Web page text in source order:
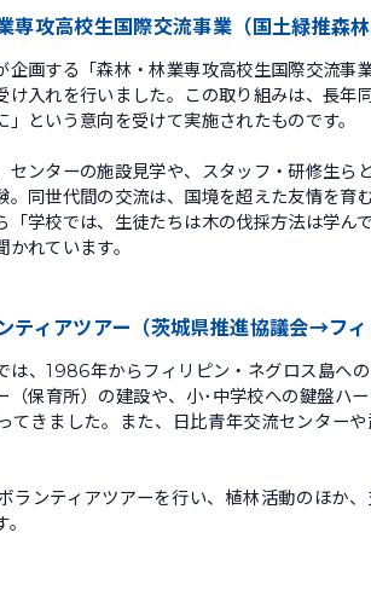
専攻高校生国際交流事業（国土緑推森
画する「森林・林業専攻高校生国際交流事
け入れを行いました。この取り組みは、長
という意向を受けて実施されたものです。
ンターの施設見学や、スタッフ・研修生ら
。同世代間の交流は、国境を超えた友情を
「学校では、生徒たちは木の伐採方法は学
れています。
ティアツアー（茨城県推進協議会→フィ
は、1986年からフィリピン・ネグロス島へ
（保育所）の建設や、小･中学校への鍵盤ハ
てきました。また、日比青年交流センター
ランティアツアーを行い、植林活動のほか